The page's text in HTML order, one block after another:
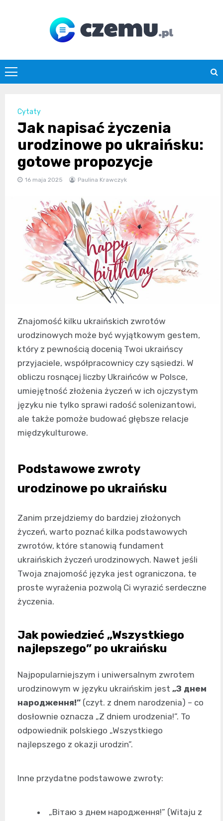
czemu.pl
Cytaty
Jak napisać życzenia
urodzinowe po ukraińsku:
gotowe propozycje
16 maja 2025 Paulina Krawczyk
Znajomość kilku ukraińskich zwrotów
urodzinowych może być wyjątkowym gestem,
który z pewnością docenią Twoi ukraińscy
przyjaciele, współpracownicy czy sąsiedzi. W
obliczu rosnącej liczby Ukraińców w Polsce,
umiejętność złożenia życzeń w ich ojczystym
języku nie tylko sprawi radość solenizantowi,
ale także pomoże budować głębsze relacje
międzykulturowe.
Podstawowe zwroty
urodzinowe po ukraińsku
Zanim przejdziemy do bardziej złożonych
życzeń, warto poznać kilka podstawowych
zwrotów, które stanowią fundament
ukraińskich życzeń urodzinowych. Nawet jeśli
Twoja znajomość języka jest ograniczona, te
proste wyrażenia pozwolą Ci wyrazić serdeczne
życzenia.
Jak powiedzieć „Wszystkiego
najlepszego” po ukraińsku
Najpopularniejszym i uniwersalnym zwrotem
urodzinowym w języku ukraińskim jest „З днем
народження!” (czyt. z dnem narodzenia) – co
dosłownie oznacza „Z dniem urodzenia!”. To
odpowiednik polskiego „Wszystkiego
najlepszego z okazji urodzin”.
Inne przydatne podstawowe zwroty:
„Вітаю з днем народження!” (Witaju z